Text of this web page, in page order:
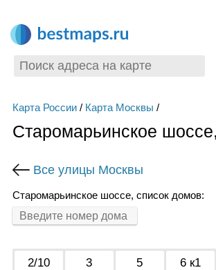
Карта России/ Карта Москвы /
Старомарьинское
Все улицы Москвы
Старомарьинское шоссе, список домов:
2/10 3 5 6 к1